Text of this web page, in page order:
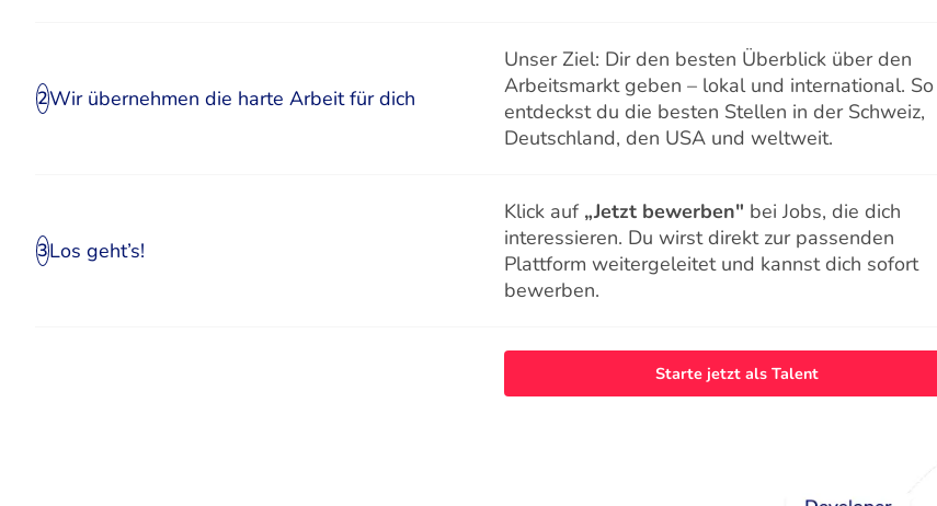
2Wir übernehmen die harte Arbeit für dich
Unser Ziel: Dir den besten Überblick über den
Arbeitsmarkt geben – lokal und international. So
entdeckst du die besten Stellen in der Schweiz,
Deutschland, den USA und weltweit.
3Los geht’s!
Klick auf „Jetzt bewerben" bei Jobs, die dich
interessieren. Du wirst direkt zur passenden
Plattform weitergeleitet und kannst dich sofort
bewerben.
Starte jetzt als Talent